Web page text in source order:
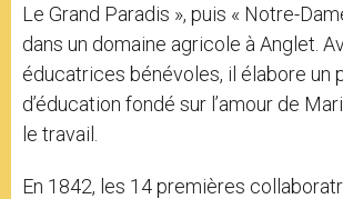
Le Grand Paradis », puis « Notre-
dans un domaine agricole à Anglet.
éducatrices bénévoles, il élabore un
d’éducation fondé sur l’amour de
le travail.
En 1842, les 14 premières